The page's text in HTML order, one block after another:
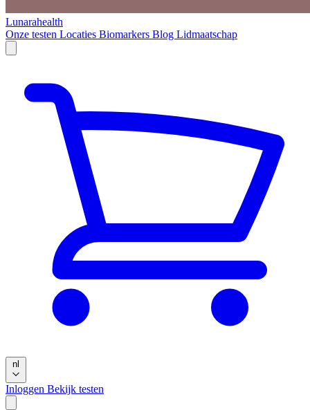
Lunarahealth
Onze testen Locaties Biomarkers Blog Lidmaatschap
nl
Inloggen Bekijk testen